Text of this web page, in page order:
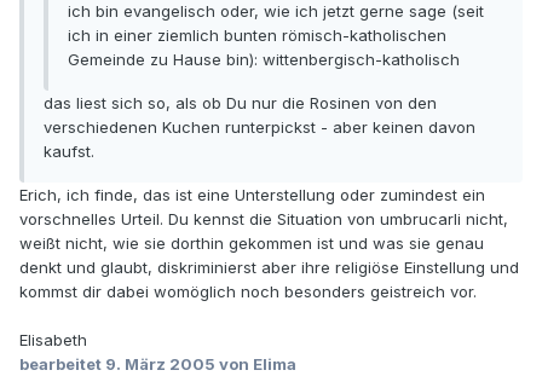
ich bin evangelisch oder, wie ich jetzt gerne sage (seit
ich in einer ziemlich bunten römisch-katholischen
Gemeinde zu Hause bin): wittenbergisch-katholisch
das liest sich so, als ob Du nur die Rosinen von den
verschiedenen Kuchen runterpickst - aber keinen davon
kaufst.
Erich, ich finde, das ist eine Unterstellung oder zumindest ein
vorschnelles Urteil. Du kennst die Situation von umbrucarli nicht,
weißt nicht, wie sie dorthin gekommen ist und was sie genau
denkt und glaubt, diskriminierst aber ihre religiöse Einstellung und
kommst dir dabei womöglich noch besonders geistreich vor.
Elisabeth
bearbeitet 9. März 2005 von Elima